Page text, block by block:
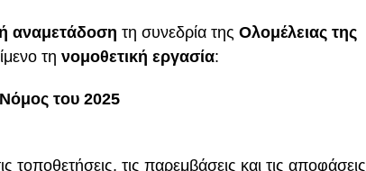
αναμετάδοση τη συνεδρία τηςΟλομέλειας της
τη νομοθετική εργασία:
του 2025
τις παρεμβάσεις και τις αποφάσεις